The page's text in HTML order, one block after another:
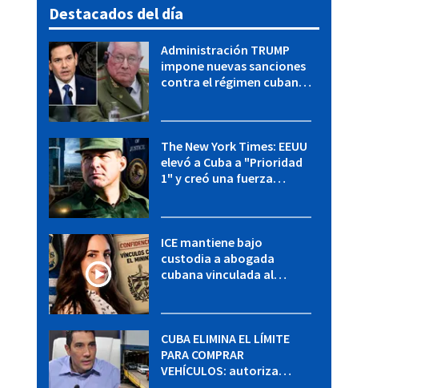
Destacados del día
Administración TRUMP
impone nuevas sanciones
contra el régimen cubano:
The New York Times: EEUU
elevó a Cuba a "Prioridad
1" y creó una fuerza
ICE mantiene bajo
custodia a abogada
cubana vinculada al
CUBA ELIMINA EL LÍMITE
PARA COMPRAR
VEHÍCULOS: autoriza